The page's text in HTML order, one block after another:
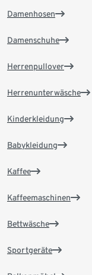
Damenhosen
Damenschuhe
Herrenpullover
Herrenunterwäsche
Kinderkleidung
Babykleidung
Kaffee
Kaffeemaschinen
Bettwäsche
Sportgeräte